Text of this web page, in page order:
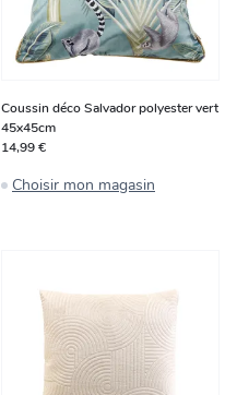
Coussin déco Salvador polyester vert
45x45cm
14,99 €
Choisir mon magasin